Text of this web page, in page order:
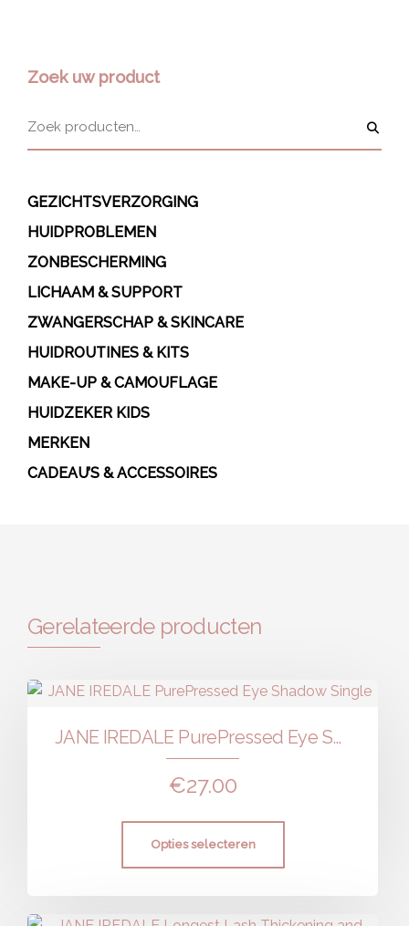
Zoek uw product
GEZICHTSVERZORGING
HUIDPROBLEMEN
ZONBESCHERMING
LICHAAM & SUPPORT
ZWANGERSCHAP & SKINCARE
HUIDROUTINES & KITS
MAKE-UP & CAMOUFLAGE
HUIDZEKER KIDS
MERKEN
CADEAU’S & ACCESSOIRES
Gerelateerde producten
JANE IREDALE PurePressed Eye Shadow Single
€27.00
Opties selecteren